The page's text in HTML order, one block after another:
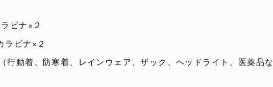
ビナ×２
ラビナ×２
行動着、防寒着、レインウェア、ザック、ヘッドライト、医薬品な